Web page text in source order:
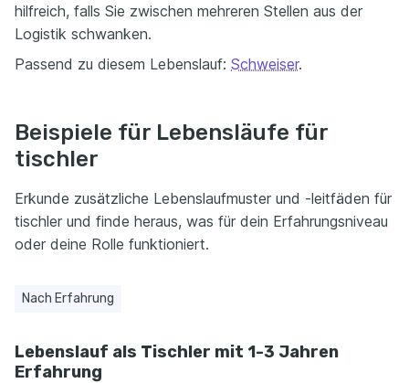
hilfreich, falls Sie zwischen mehreren Stellen aus der
Logistik schwanken.
Passend zu diesem Lebenslauf: Schweiser.
Beispiele für Lebensläufe für
tischler
Erkunde zusätzliche Lebenslaufmuster und -leitfäden für
tischler und finde heraus, was für dein Erfahrungsniveau
oder deine Rolle funktioniert.
Nach Erfahrung
Lebenslauf als Tischler mit 1-3 Jahren
Erfahrung